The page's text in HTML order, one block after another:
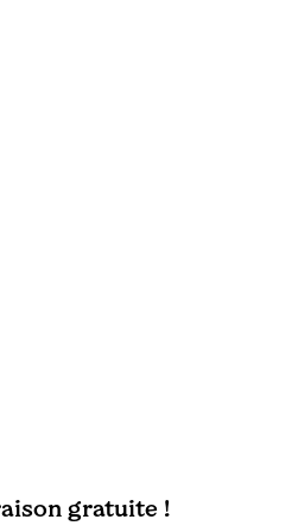
gratuite !